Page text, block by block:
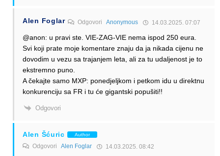
Alen Foglar Odgovori Anonymous 14.03.2025. 07:07
@anon: u pravi ste. VIE-ZAG-VIE nema ispod 250 eura.
Svi koji prate moje komentare znaju da ja nikada cijenu ne
dovodim u vezu sa trajanjem leta, ali za tu udaljenost je to
ekstremno puno.
A čekajte samo MXP: ponedjeljkom i petkom idu u direktnu
konkurenciju sa FR i tu će gigantski popušiti!!
Odgovori
Alen Šćuric Author
Odgovori Alen Foglar 14.03.2025. 08:42